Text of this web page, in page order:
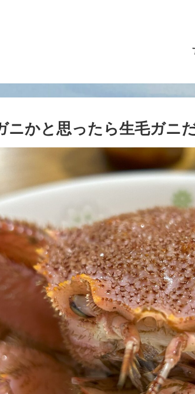
ニかと思ったら生毛ガニ